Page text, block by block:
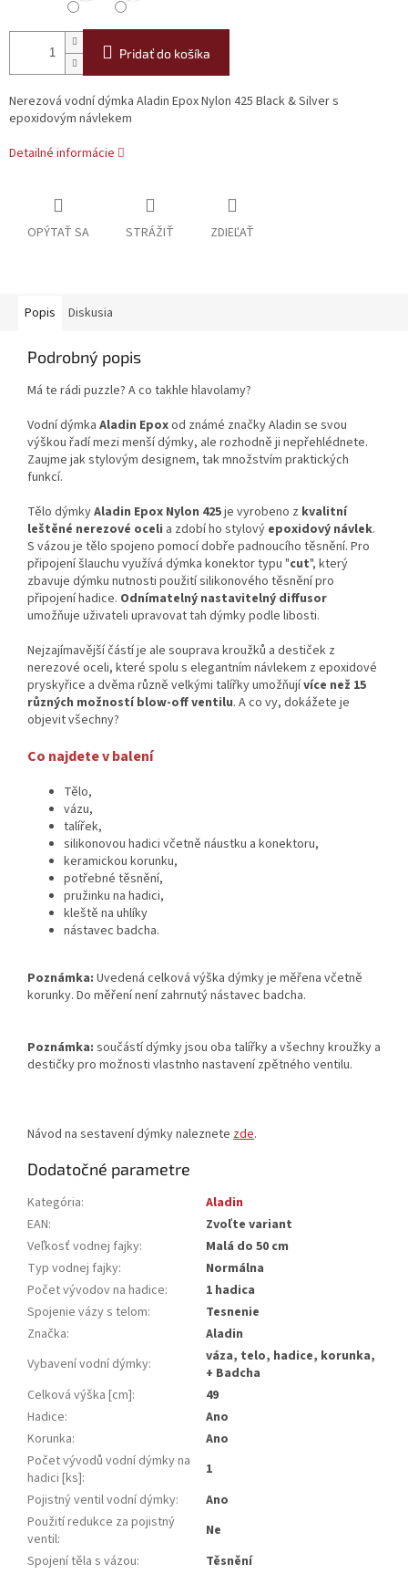
Pridať do košíka
Nerezová vodní dýmka Aladin Epox Nylon 425 Black & Silver s
epoxidovým návlekem
Detailné informácie
OPÝTAŤ SA STRÁŽIŤ ZDIEĽAŤ
Popis Diskusia
Podrobný popis
Má te rádi puzzle? A co takhle hlavolamy?
Vodní dýmka Aladin Epoxod známé značky Aladin se svou
výškou řadí mezi menší dýmky, ale rozhodně ji nepřehlédnete.
Zaujme jak stylovým designem, tak množstvím praktických
funkcí.
Tělo dýmkyAladin Epox Nylon 425je vyrobeno z kvalitní
leštěné nerezové oceli a zdobí ho stylový epoxidový návlek.
S vázou je tělo spojeno pomocí dobře padnoucího těsnění. Pro
připojení šlauchu využívá dýmka konektor typu "cut", který
zbavuje dýmku nutnosti použití silikonového těsnění pro
připojení hadice. Odnímatelný nastavitelný diffusor
umožňuje uživateli upravovat tah dýmky podle libosti.
Nejzajímavější částí je ale souprava kroužků a destiček z
nerezové oceli, které spolu s elegantním návlekem z epoxidové
pryskyřice a dvěma různě velkými talířky umožňujívíce než 15
různých možností blow-off ventilu. A co vy, dokážete je
objevit všechny?
Co najdete v balení
Tělo,
vázu,
talířek,
silikonovou hadici včetně náustku a konektoru,
keramickou korunku,
potřebné těsnění,
pružinku na hadici,
kleště na uhlíky
nástavec badcha.
Poznámka: Uvedená celková výška dýmky je měřena včetně
korunky. Do měření není zahrnutý nástavec badcha.
Poznámka: součástí dýmky jsou oba talířky a všechny kroužky a
destičky pro možnosti vlastnho nastavení zpětného ventilu.
Návod na sestavení dýmky naleznete zde.
Dodatočné parametre
Kategória:
Aladin
EAN:
Zvoľte variant
Veľkosť vodnej fajky:
Malá do 50 cm
Typ vodnej fajky:
Normálna
Počet vývodov na hadice:
1 hadica
Spojenie vázy s telom:
Tesnenie
Značka:
Aladin
Vybavení vodní dýmky:
váza, telo, hadice, korunka,
+ Badcha
Celková výška [cm]:
49
Hadice:
Ano
Korunka:
Ano
Počet vývodů vodní dýmky na
hadici [ks]:
1
Pojistný ventil vodní dýmky:
Ano
Použití redukce za pojistný
ventil:
Ne
Spojení těla s vázou:
Těsnění